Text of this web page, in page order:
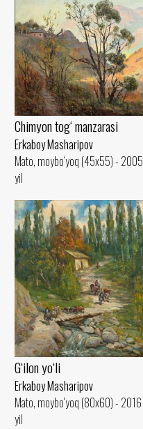
Chimyon tog‘ manzarasi
Erkaboy Masharipov
Mato, moybo‘yoq (45x55) - 2005
yil
G‘ilon yo‘li
Erkaboy Masharipov
Mato, moybo‘yoq (80x60) - 2016
yil